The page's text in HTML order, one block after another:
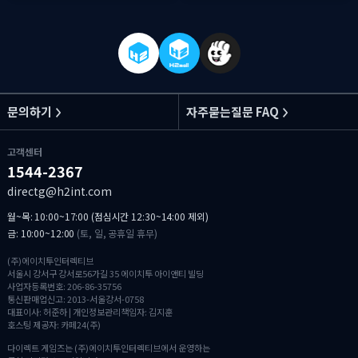
문의하기 자주묻는질문 FAQ
고객센터
1544-2367
directg@h2int.com
월~목: 10:00~17:00 (점심시간 12:30~14:00 제외)
금: 10:00~12:00 (토, 일, 공휴일 휴무)
(주)에이치투인터렉티브
서울시 강서구 강서로56가길 35 에이치투 아이앤티 빌딩
사업자등록번호: 206-86-35756
통신판매업신고: 2013-서울강서-0758
대표이사: 허준하 | 개인정보관리책임자: 김지훈
호스팅 제공자: 카페24(주)
다이렉트 게임즈는 (주)에이치투인터렉티브에서 운영하는